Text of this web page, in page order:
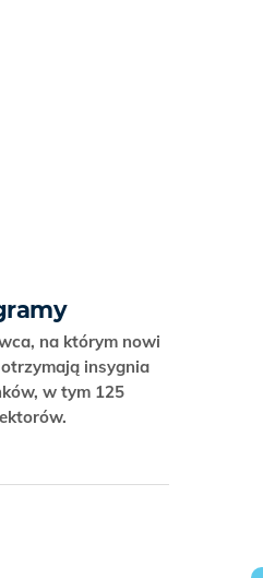
na którym nowi
insygnia
w tym 125